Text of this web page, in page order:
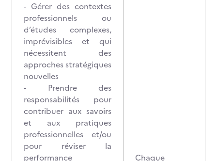
- Gérer des contextes
professionnels ou
d’études complexes,
imprévisibles et qui
nécessitent des
approches stratégiques
nouvelles
- Prendre des
responsabilités pour
contribuer aux savoirs
et aux pratiques
professionnelles et/ou
pour réviser la
performance
Chaque